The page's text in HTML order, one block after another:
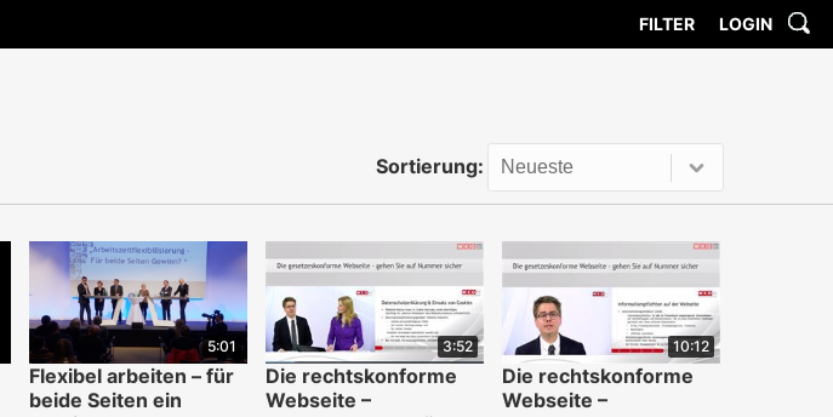
FILTER LOGIN
Sortierung:
5:01
Flexibel arbeiten – für
beide Seiten ein
3:52
Die rechtskonforme
Webseite –
10:12
Die rechtskonforme
Webseite –